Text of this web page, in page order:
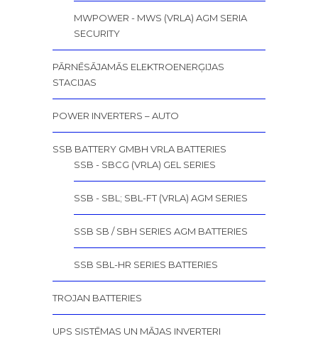
MWPOWER - MWS (VRLA) AGM SERIA
SECURITY
PĀRNĒSĀJAMĀS ELEKTROENERĢIJAS
STACIJAS
POWER INVERTERS – AUTO
SSB BATTERY GMBH VRLA BATTERIES
SSB - SBCG (VRLA) GEL SERIES
SSB - SBL; SBL-FT (VRLA) AGM SERIES
SSB SB / SBH SERIES AGM BATTERIES
SSB SBL-HR SERIES BATTERIES
TROJAN BATTERIES
UPS SISTĒMAS UN MĀJAS INVERTERI